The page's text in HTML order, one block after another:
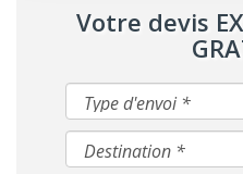
Votre devis